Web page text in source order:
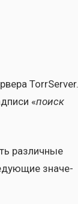
TorrServer.
«поиск
раз­лич­ные
зна­че­